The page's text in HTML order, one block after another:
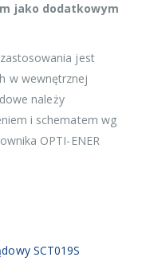
jako dodatkowym
jest
w wewnętrznej
należy
i schematem wg
OPTI-ENER
SCT019S